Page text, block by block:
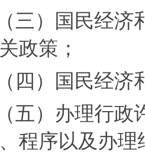
（三）国民经
政策；
（四）国民经
（五）办理行
程序以及办理